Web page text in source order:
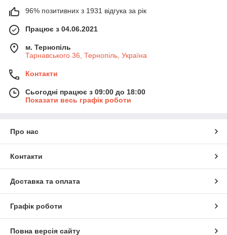
96% позитивних з 1931 відгука за рік
Працює з 04.06.2021
м. Тернопіль
Тарнавського 36, Тернопіль, Україна
Контакти
Сьогодні працює з 09:00 до 18:00
Показати весь графік роботи
Про нас
Контакти
Доставка та оплата
Графік роботи
Повна версія сайту